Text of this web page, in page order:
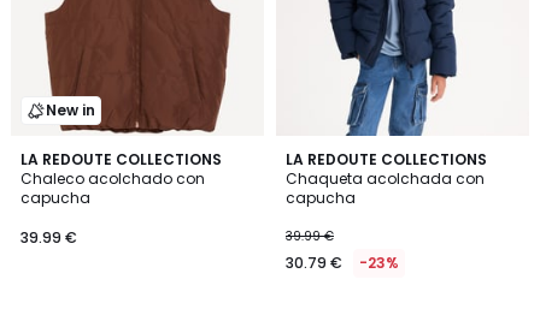
New in
LA REDOUTE COLLECTIONS
Chaleco acolchado con
capucha
€.
39.99 €
LA REDOUTE COLLECTIONS
Chaqueta acolchada con
capucha
39.99 €
30.79 € -23%
5
/
5
2
Colores